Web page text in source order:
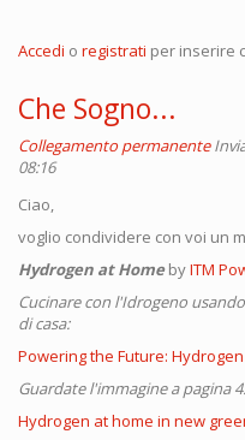
Accedi o registrati per inserire
Che Sogno...
Collegamento permanente
08:16
Ciao,
voglio condividere con voi un
Hydrogen at HomebyITM
Cucinare con l'Idrogeno
di casa:
Powering the Future:
Guardate l'immagine a pagina
Hydrogen at home in new